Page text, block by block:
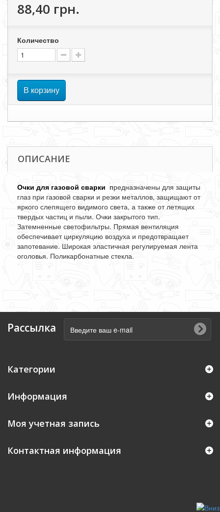
88,40 грн.
Количество
В корзину
ОПИСАНИЕ
Очки для газовой сварки предназначены для защиты
глаз при газовой сварки и резки металлов, защищают от
яркого слепящего видимого света, а также от летящих
твердых частиц и пыли. Очки закрытого тип.
Затемненные светофильтры. Прямая вентиляция
обеспечивает циркуляцию воздуха и предотвращает
запотевание. Широкая эластичная регулируемая лента
оголовья. Поликарбонатные стекла.
Рассылка
Категории
Информация
Моя учетная запись
Контактная информация